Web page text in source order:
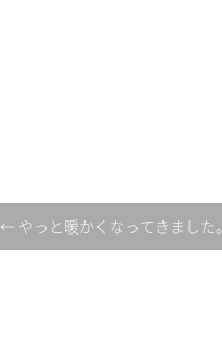
← やっと暖かくなってきました。